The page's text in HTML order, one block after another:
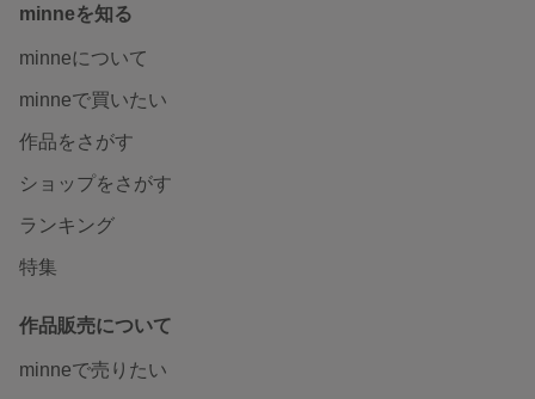
minneを知る
minneについて
minneで買いたい
作品をさがす
ショップをさがす
ランキング
特集
作品販売について
minneで売りたい